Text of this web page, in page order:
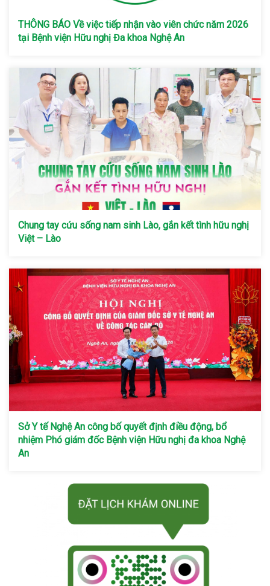
THÔNG BÁO Về việc tiếp nhận vào viên chức năm 2026
tại Bệnh viện Hữu nghị Đa khoa Nghệ An
Chung tay cứu sống nam sinh Lào, gắn kết tình hữu nghị
Việt – Lào
Sở Y tế Nghệ An công bố quyết định điều động, bổ
nhiệm Phó giám đốc Bệnh viện Hữu nghị đa khoa Nghệ
An